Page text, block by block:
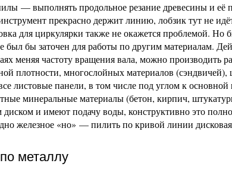
— выполнять продольное резание древесины и
прекрасно держит линию, лобзик тут не
для циркулярки также не окажется проблемой.
бы заточен для работы по другим материалам.
меняя частоту вращения вала, можно производить
плотности, многослойных материалов
листовые панели, в том числе под углом к
минеральные материалы (бетон, кирпич,
диском и имеют подачу воды, конструктивно это
железное «но» — пилить по кривой линии
металлу